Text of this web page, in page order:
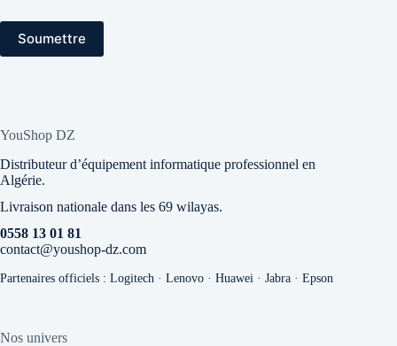
Soumettre
YouShop DZ
Distributeur d’équipement informatique professionnel en
Algérie.
Livraison nationale dans les 69 wilayas.
0558 13 01 81
contact@youshop-dz.com
Partenaires officiels : Logitech · Lenovo · Huawei · Jabra · Epson
Nos univers